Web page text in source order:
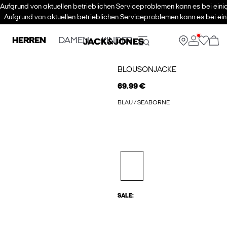
Aufgrund von aktuellen betrieblichen Serviceproblemen kann es bei
Aufgrund von aktuellen betrieblichen Serviceproblemen kann es bei
HERREN DAMEN KINDER
BLOUSONJACKE
69.99 €
BLAU / SEABORNE
SALE: